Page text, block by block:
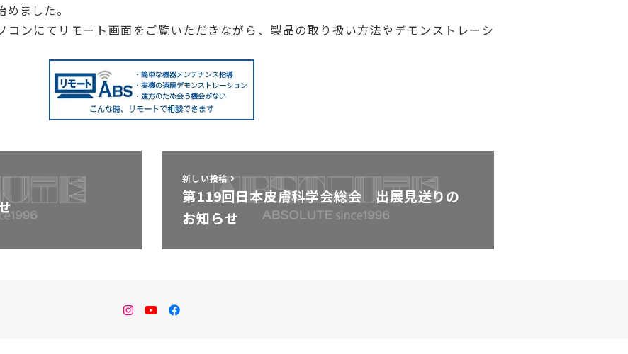
ました。
コンにてリモート画面をご覧いただきながら、製品の取り扱い方法やデモンストレーシ
新しい投稿
第119回日本皮膚科学会総会 出展見送りの
お知らせ
instagram
Youtubefacebook